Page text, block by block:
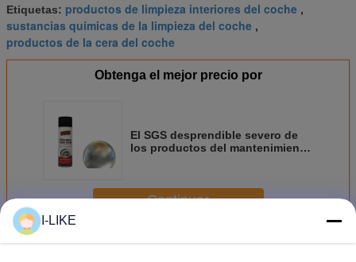
Etiquetas: productos de limpieza interiores del coche ,
sustancias químicas de la limpieza del coche ,
productos de la cera del coche
Obtenga el mejor precio por
El SGS desprendible severo de
los productos del mantenimiento
Continuar
MásProductos del mantenimiento del coche
I-LIKE